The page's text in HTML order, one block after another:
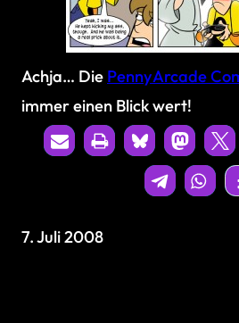
Achja… Die PennyArcade
immer einen Blick wert!
7. Juli 2008